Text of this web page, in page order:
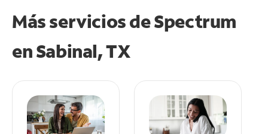
Más servicios de Spectrum
enSabinal, TX